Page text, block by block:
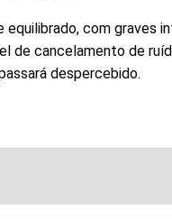
com graves
de cancelamento de
despercebido.